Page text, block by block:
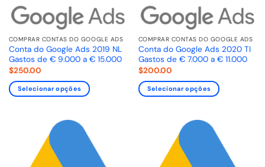
COMPRAR CONTAS DO GOOGLE ADS
Conta do Google Ads 2019 NL
Gastos de € 9.000 a € 15.000
$250.00
Selecionar opções
COMPRAR CONTAS DO GOOGLE ADS
Conta do Google Ads 2020 TI
Gastos de € 7.000 a € 11.000
$200.00
Selecionar opções